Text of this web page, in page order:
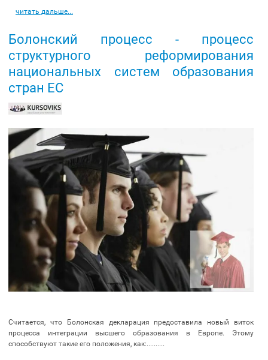
читать дальше...
Болонский процесс - процесс
структурного реформирования
национальных систем образования
стран ЕС
Считается, что Болонская декларация предоставила новый виток
процесса интеграции высшего образования в Европе. Этому
способствуют такие его положения, как:..........